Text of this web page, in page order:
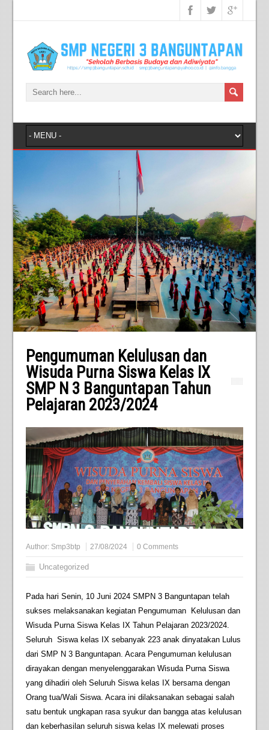
Pengumuman Kelulusan dan
Wisuda Purna Siswa Kelas IX
SMP N 3 Banguntapan Tahun
Pelajaran 2023/2024
Author: Smp3btp 27/08/2024 0 Comments
Uncategorized
Pada hari Senin, 10 Juni 2024 SMPN 3 Banguntapan telah
sukses melaksanakan kegiatan Pengumuman Kelulusan dan
Wisuda Purna Siswa Kelas IX Tahun Pelajaran 2023/2024.
Seluruh Siswa kelas IX sebanyak 223 anak dinyatakan Lulus
dari SMP N 3 Banguntapan. Acara Pengumuman kelulusan
dirayakan dengan menyelenggarakan Wisuda Purna Siswa
yang dihadiri oleh Seluruh Siswa kelas IX bersama dengan
Orang tua/Wali Siswa. Acara ini dilaksanakan sebagai salah
satu bentuk ungkapan rasa syukur dan bangga atas kelulusan
dan keberhasilan seluruh siswa kelas IX melewati proses